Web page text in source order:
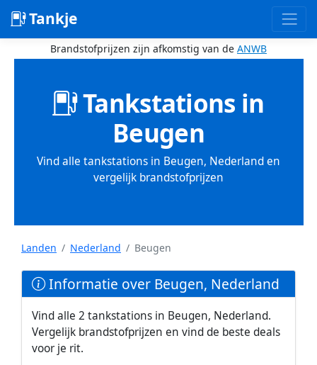
Tankje
Brandstofprijzen zijn afkomstig van de ANWB
Tankstations in
Beugen
Vind alle tankstations in Beugen, Nederland en
vergelijk brandstofprijzen
Landen Nederland Beugen
Informatie over Beugen, Nederland
Vind alle 2 tankstations in Beugen, Nederland.
Vergelijk brandstofprijzen en vind de beste deals
voor je rit.